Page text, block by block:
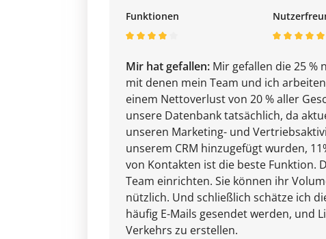
Funktionen
Mir hat gefallen: Mir gefallen die 25 %
mit denen mein Team und ich
einem Nettoverlust von 20 % aller
unsere Datenbank tatsächlich, da
unseren Marketing- und
unserem CRM hinzugefügt wurden,
von Kontakten ist die beste Funktion.
Team einrichten. Sie können ihr
nützlich. Und schließlich schätze ich
häufig E-Mails gesendet werden, und
Verkehrs zu erstellen.